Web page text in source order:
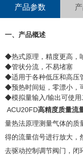
产品参数
一、产品概述
◆热式原理，精度更高，
◆管状分流，不易堵塞
◆适用于各种低压和高压
◆预热时间短，零漂小，
◆模拟量输入/输出可使用
ACU20FD高精度质量流
量热法原理测量气体的质
得的流量信号进行放大，
去驱动控制调节阀门，闭